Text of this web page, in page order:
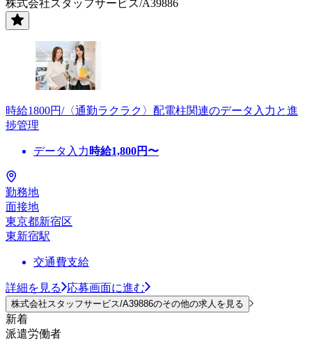
株式会社スタッフサービス/A39886
時給1800円/〈通勤ラクラク〉配電柱関連のデータ入力と進
捗管理
データ入力 時給1,800円〜
勤務地
面接地
東京都新宿区
東新宿駅
交通費支給
詳細を見る 応募画面に進む
株式会社スタッフサービス/A39886のその他の求人を見る
新着
派遣労働者